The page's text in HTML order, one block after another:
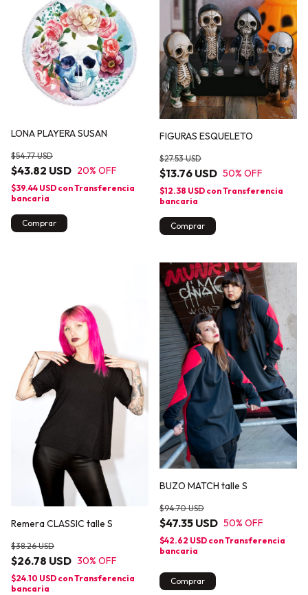
LONA PLAYERA SUSAN
$43.82 USD
$54.77 USD
20% OFF
$39.44 USD conTransferencia
bancaria
FIGURAS ESQUELETO
$13.76 USD
$27.53 USD
50% OFF
$12.38 USD conTransferencia
bancaria
Comprar
Remera CLASSIC talle S
$26.78 USD
$38.26 USD
30% OFF
$24.10 USD conTransferencia
bancaria
BUZO MATCH talle S
$47.35 USD
$94.70 USD
50% OFF
$42.62 USD conTransferencia
bancaria
Comprar